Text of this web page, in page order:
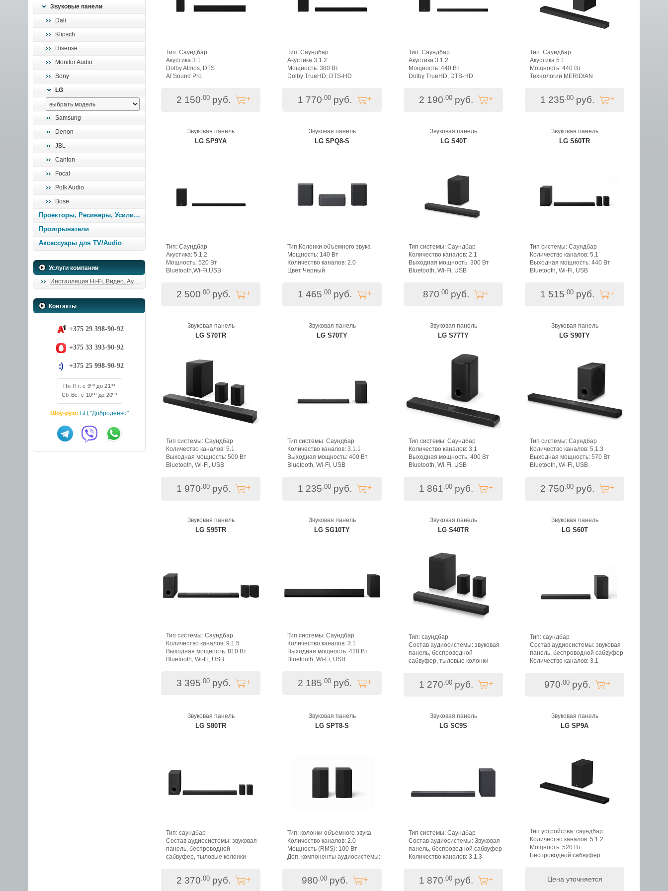
Звуковые панели
Dali
Klipsch
Hisense
Monitor Audio
Sony
LG
Samsung
Denon
JBL
Canton
Focal
Polk Audio
Bose
Проекторы, Ресиверы, Усилители
Проигрыватели
Аксессуары для TV/Audio
Услуги компании
Инсталляция Hi-Fi, Видео, Аудио
Контакты
+375 29 398-90-92
+375 33 393-90-92
+375 25 998-90-92
Пн-Пт: с 9ºº до 21ºº
Сб-Вс: с 10ºº до 20ºº
Шоу-рум: БЦ "Добродеево"
Тип: Саундбар
Акустика 3.1
Dolby Atmos, DTS
AI Sound Pro
2 150 .00руб.
Тип: Саундбар
Акустика 3.1.2
Мощность: 380 Вт
Dolby TrueHD, DTS-HD
1 770 .00руб.
Тип: Саундбар
Акустика 3.1.2
Мощность: 440 Вт
Dolby TrueHD, DTS-HD
2 190 .00руб.
Тип: Саундбар
Акустика 5.1
Мощность: 440 Вт
Технологии MERIDIAN
1 235 .00руб.
Звуковая панель
LG SP9YA
Тип: Саундбар
Акустика: 5.1.2
Мощность: 520 Вт
Bluetooth,Wi-Fi,USB
2 500 .00руб.
Звуковая панель
LG SPQ8-S
Тип:Колонки объемного звука
Мощность: 140 Вт
Количество каналов: 2.0
Цвет:Черный
1 465 .00руб.
Звуковая панель
LG S40T
Тип системы: Саундбар
Количество каналов: 2.1
Выходная мощность: 300 Вт
Bluetooth, Wi-Fi, USB
870 .00руб.
Звуковая панель
LG S60TR
Тип системы: Саундбар
Количество каналов: 5.1
Выходная мощность: 440 Вт
Bluetooth, Wi-Fi, USB
1 515 .00руб.
Звуковая панель
LG S70TR
Тип системы: Саундбар
Количество каналов: 5.1
Выходная мощность: 500 Вт
Bluetooth, Wi-Fi, USB
1 970 .00руб.
Звуковая панель
LG S70TY
Тип системы: Саундбар
Количество каналов: 3.1.1
Выходная мощность: 400 Вт
Bluetooth, Wi-Fi, USB
1 235 .00руб.
Звуковая панель
LG S77TY
Тип системы: Саундбар
Количество каналов: 3.1
Выходная мощность: 400 Вт
Bluetooth, Wi-Fi, USB
1 861 .00руб.
Звуковая панель
LG S90TY
Тип системы: Саундбар
Количество каналов: 5.1.3
Выходная мощность: 570 Вт
Bluetooth, Wi-Fi, USB
2 750 .00руб.
Звуковая панель
LG S95TR
Тип системы: Саундбар
Количество каналов: 9.1.5
Выходная мощность: 810 Вт
Bluetooth, Wi-Fi, USB
3 395 .00руб.
Звуковая панель
LG SG10TY
Тип системы: Саундбар
Количество каналов: 3.1
Выходная мощность: 420 Вт
Bluetooth, Wi-Fi, USB
2 185 .00руб.
Звуковая панель
LG S40TR
Тип: саундбар
Состав аудиосистемы: звуковая
панель, беспроводной
сабвуфер, тыловые колонки
1 270 .00руб.
Звуковая панель
LG S60T
Тип: саундбар
Состав аудиосистемы: звуковая
панель, беспроводной сабвуфер
Количество каналов: 3.1
970 .00руб.
Звуковая панель
LG S80TR
Тип: саундбар
Состав аудиосистемы: звуковая
панель, беспроводной
сабвуфер, тыловые колонки
2 370 .00руб.
Звуковая панель
LG SPT8-S
Тип: колонки объемного звука
Количество каналов: 2.0
Мощность (RMS): 100 Вт
Доп. компоненты аудиосистемы:
980 .00руб.
Звуковая панель
LG SC9S
Тип системы: Саундбар
Состав аудиосистемы: Звуковая
панель, беспроводной сабвуфер
Количество каналов: 3.1.3
1 870 .00руб.
Звуковая панель
LG SP9A
Тип устройства: саундбар
Количество каналов: 5.1.2
Мощность: 520 Вт
Беспроводной сабвуфер
Цена уточняется